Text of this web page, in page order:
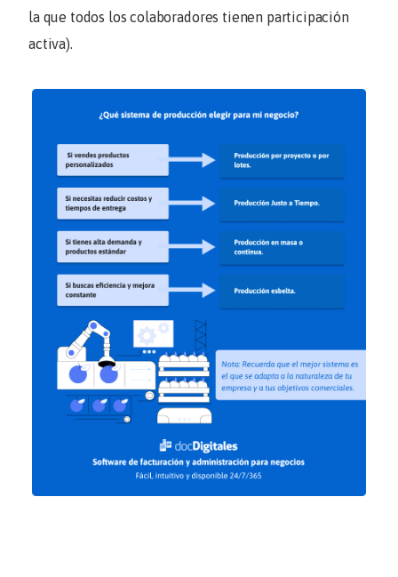
la que todos los colaboradores tienen participación
activa).